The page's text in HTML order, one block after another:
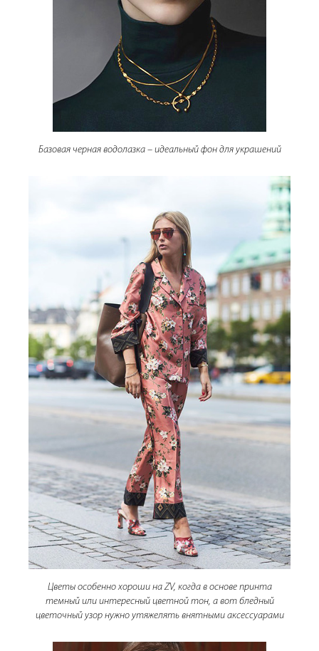
Базовая черная водолазка – идеальный фон для украшений
Цветы особенно хороши на ZV, когда в основе принта
темный или интересный цветной тон, а вот бледный
цветочный узор нужно утяжелять внятными аксессуарами